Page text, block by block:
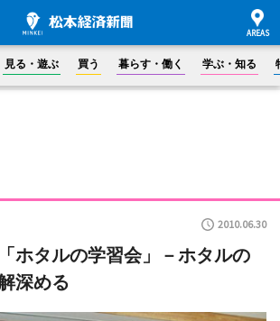
見る・遊ぶ 買う 暮らす・働く 学ぶ・知る
2010.06.30
ホタルの学習会」－ホタルの
深める